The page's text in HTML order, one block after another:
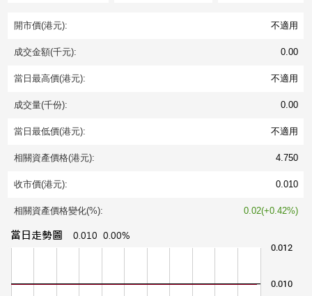
開市價(港元): 不適用
成交金額(千元): 0.00
當日最高價(港元): 不適用
成交量(千份): 0.00
當日最低價(港元): 不適用
相關資產價格(港元): 4.750
收市價(港元): 0.010
相關資產價格變化(%): 0.02(+0.42%)